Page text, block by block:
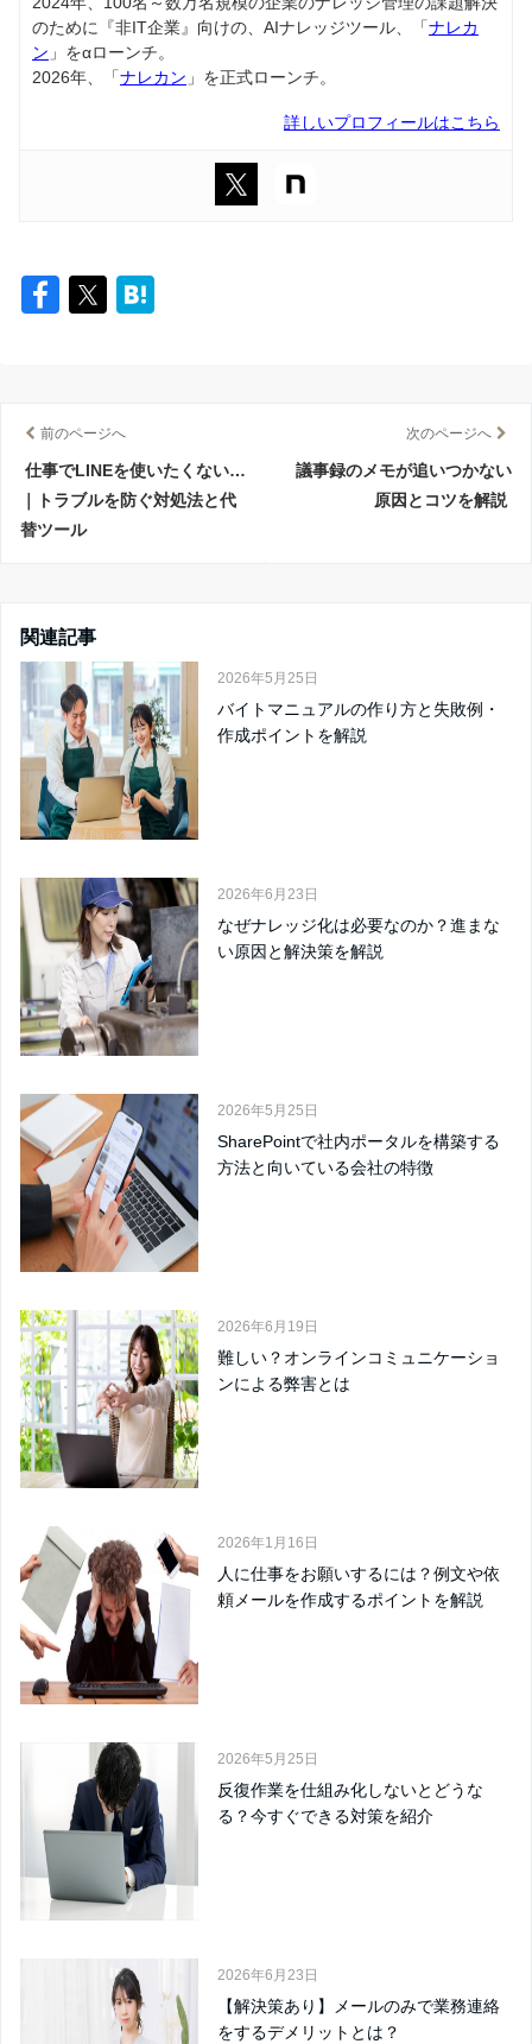
のために『非IT企業』向けの、AIナレッジツール、「ナレカ
ン 」をαローンチ。
2026年、「ナレカン 」を正式ローンチ。
詳しいプロフィールはこちら
前のページへ
仕事でLINEを使いたくない…
｜トラブルを防ぐ対処法と代
替ツール
次のページへ
議事録のメモが追いつかない
原因とコツを解説
関連記事
2026年5月25日
バイトマニュアルの作り方と失敗例・
作成ポイントを解説
2026年6月23日
なぜナレッジ化は必要なのか？進まな
い原因と解決策を解説
2026年5月25日
SharePointで社内ポータルを構築する
方法と向いている会社の特徴
2026年6月19日
難しい？オンラインコミュニケーショ
ンによる弊害とは
2026年1月16日
人に仕事をお願いするには？例文や依
頼メールを作成するポイントを解説
2026年5月25日
反復作業を仕組み化しないとどうな
る？今すぐできる対策を紹介
2026年6月23日
【解決策あり】メールのみで業務連絡
をするデメリットとは？